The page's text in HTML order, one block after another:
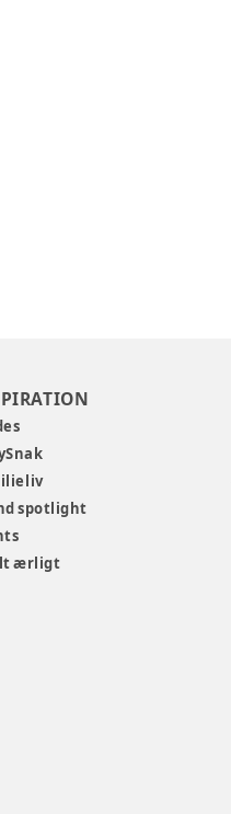
spotlight
ærligt